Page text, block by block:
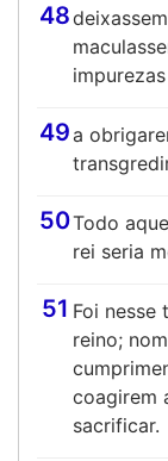
48
49a
50Todo
rei seria
51 Foi nesse
reino;
coagirem
sacrificar.